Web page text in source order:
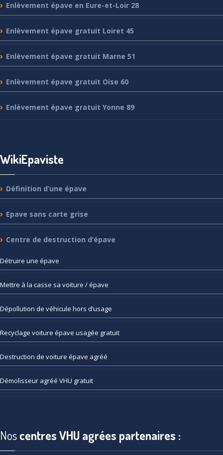
Enlèvement épave en Eure-et-Loir 28
Enlèvement épave gratuit Loiret 45
Enlèvement épave gratuit Marne 51
Enlèvement épave gratuit Oise 60
Enlèvement épave gratuit Yonne 89
WikiEpaviste
Définition d’une épave
Epave sans carte grise
Centre de destruction d’épave
Détruire une épave
Mettre à la casse sa voiture / épave
Dépollution de véhicule hors d’usage
Recyclage voiture épave usagée gratuit
Destruction de voiture épave agréé
Démolisseur agréé VHU gratuit
Noscentres VHU agrées partenaires :